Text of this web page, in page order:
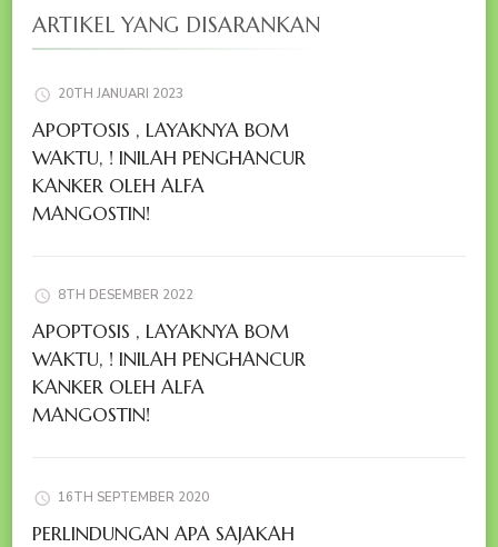
ARTIKEL YANG DISARANKAN
20TH JANUARI 2023
APOPTOSIS , LAYAKNYA BOM
WAKTU, ! INILAH PENGHANCUR
KANKER OLEH ALFA
MANGOSTIN!
8TH DESEMBER 2022
APOPTOSIS , LAYAKNYA BOM
WAKTU, ! INILAH PENGHANCUR
KANKER OLEH ALFA
MANGOSTIN!
16TH SEPTEMBER 2020
PERLINDUNGAN APA SAJAKAH